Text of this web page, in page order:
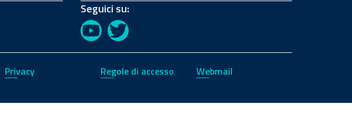
Seguici su:
YouTubeTwitter
Privacy Regole di accesso Webmail